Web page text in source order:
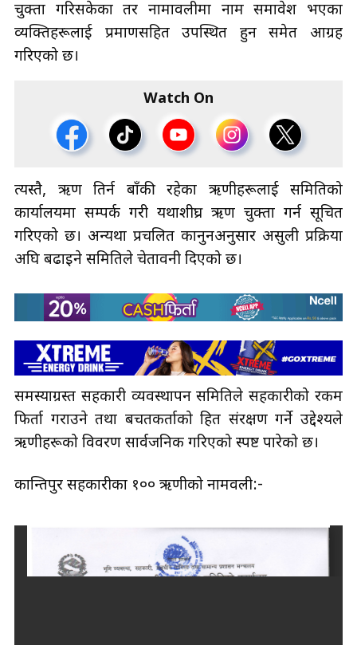
चुक्ता गरिसकेका तर नामावलीमा नाम समावेश भएका
व्यक्तिहरूलाई प्रमाणसहित उपस्थित हुन समेत आग्रह
गरिएको छ।
Watch On
त्यस्तै, ऋण तिर्न बाँकी रहेका ऋणीहरूलाई समितिको
कार्यालयमा सम्पर्क गरी यथाशीघ्र ऋण चुक्ता गर्न सूचित
गरिएको छ। अन्यथा प्रचलित कानुनअनुसार असुली प्रक्रिया
अघि बढाइने समितिले चेतावनी दिएको छ।
समस्याग्रस्त सहकारी व्यवस्थापन समितिले सहकारीको रकम
फिर्ता गराउने तथा बचतकर्ताको हित संरक्षण गर्ने उद्देश्यले
ऋणीहरूको विवरण सार्वजनिक गरिएको स्पष्ट पारेको छ।
कान्तिपुर सहकारीका १०० ऋणीको नामवली:-